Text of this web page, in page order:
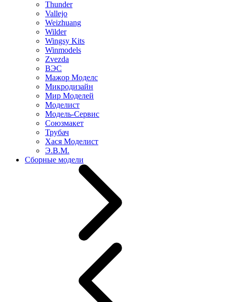
Thunder
Vallejo
Weizhuang
Wilder
Wingsy Kits
Winmodels
Zvezda
ВЭС
Мажор Моделс
Микродизайн
Мир Моделей
Моделист
Модель-Сервис
Союзмакет
Трубач
Хася Моделист
Э.В.М.
Сборные модели